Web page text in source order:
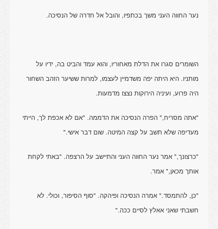
נער החווה העני משך בכתפיו, והובל אל חדרה של הנסיכה.
השומרים סגרו את הדלת מאחוריו, והוא עמד והביט בה, ידיו על
מותניו. היא היתה יפה משדמיין לעצמו, למרות ששיער הזהב השחור
היה פרוע, ועיניה הירוקות נצצו מדמעות.
"אתה מסריח," הפרה הנסיכה את הדממה. "אם לא אכפת לך, הייתי
מעדיפה שלא תשב על קצה המיטה. שום דבר אישי."
"כרצונך," אמר נער החווה העני והתיישב על הרצפה. "באתי לקחת
אותך מכאן," אמר.
"כן, להתמסד." אמרה הנסיכה ופיהקה. "סוף הסיפור, וכולי. לא
חשבתי שאני אאלץ לסיים ככה."